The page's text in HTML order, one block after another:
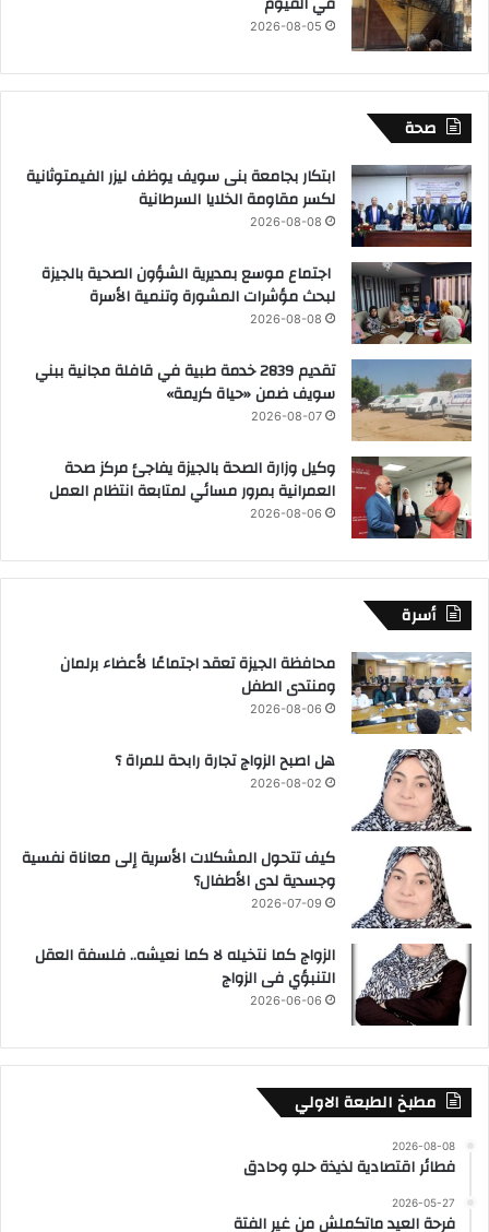
2026-08-05
صحة
ابتكار بجامعة بنى سويف يوظف ليزر الفيمتوثانية
لكسر مقاومة الخلايا السرطانية
2026-08-08
اجتماع موسع بمديرية الشؤون الصحية بالجيزة
لبحث مؤشرات المشورة وتنمية الأسرة
2026-08-08
تقديم 2839 خدمة طبية في قافلة مجانية ببني
سويف ضمن «حياة كريمة»
2026-08-07
وكيل وزارة الصحة بالجيزة يفاجئ مركز صحة
العمرانية بمرور مسائي لمتابعة انتظام العمل
2026-08-06
أسرة
محافظة الجيزة تعقد اجتماعًا لأعضاء برلمان
ومنتدى الطفل
2026-08-06
هل اصبح الزواج تجارة رابحة للمراة ؟
2026-08-02
كيف تتحول المشكلات الأسرية إلى معاناة نفسية
وجسدية لدى الأطفال؟
2026-07-09
الزواج كما نتخيله لا كما نعيشه.. فلسفة العقل
التنبؤي فى الزواج
2026-06-06
مطبخ الطبعة الاولي
2026-08-08
فطائر اقتصادية لذيذة حلو وحادق
2026-05-27
فرحة العيد ماتكملش من غير الفتة